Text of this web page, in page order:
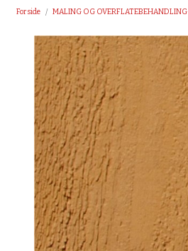
Forside MALING OG OVERFLATEBEHANDLING